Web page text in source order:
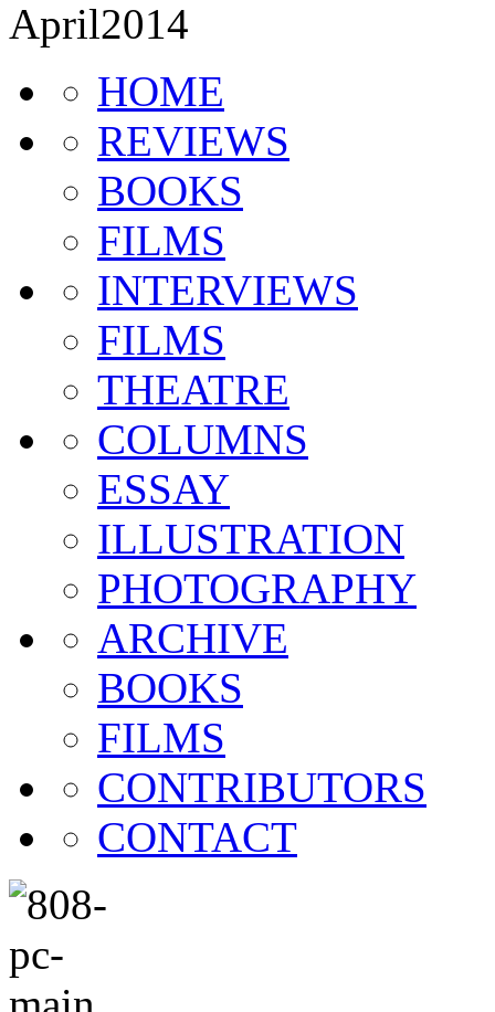
HOME
REVIEWS
BOOKS
FILMS
INTERVIEWS
FILMS
THEATRE
COLUMNS
ESSAY
ILLUSTRATION
PHOTOGRAPHY
ARCHIVE
BOOKS
FILMS
CONTRIBUTORS
CONTACT